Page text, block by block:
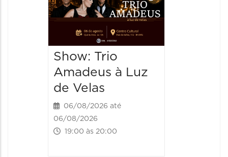
Show: Trio
Amadeus à Luz
de Velas
06/08/2026 até
06/08/2026
19:00 às 20:00